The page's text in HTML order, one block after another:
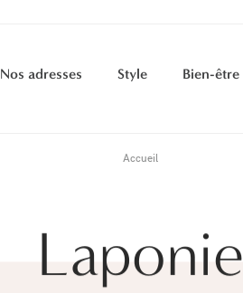
Nos adresses Style Bien-être
Accueil
Laponie